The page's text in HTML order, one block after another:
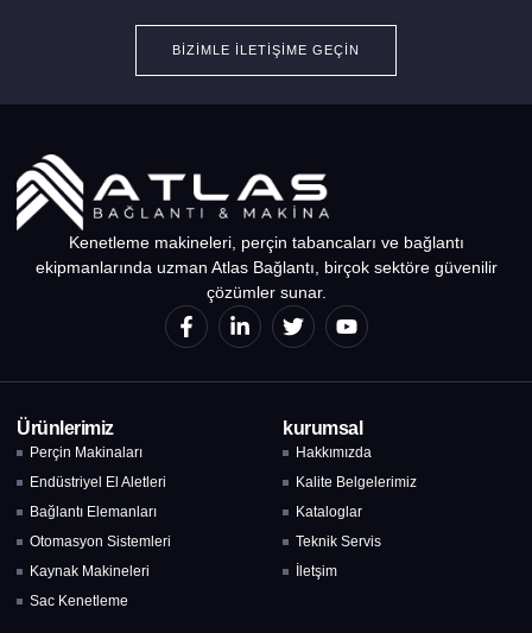
BIZIMLE İLETIŞIME GEÇIN
Kenetleme makineleri, perçin tabancaları ve bağlantı
ekipmanlarında uzman Atlas Bağlantı, birçok sektöre güvenilir
çözümler sunar.
Ürünlerimiz
Perçin Makinaları
Endüstriyel El Aletleri
Bağlantı Elemanları
Otomasyon Sistemleri
Kaynak Makineleri
Sac Kenetleme
kurumsal
Hakkımızda
Kalite Belgelerimiz
Kataloglar
Teknik Servis
İletşim